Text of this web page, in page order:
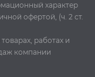
характер
офертой, (ч. 2 ст.
работах и
компании